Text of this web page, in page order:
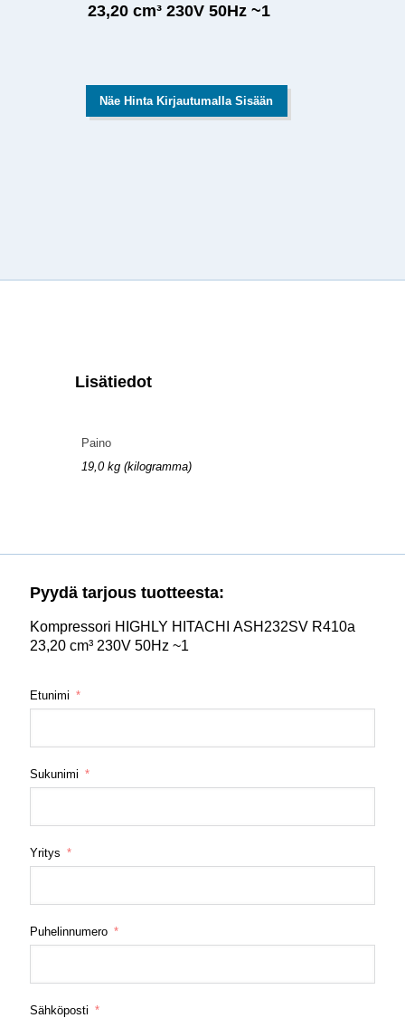
23,20 cm³ 230V 50Hz ~1
Näe Hinta Kirjautumalla Sisään
Lisätiedot
Paino
19,0 kg (kilogramma)
Pyydä tarjous tuotteesta:
Kompressori HIGHLY HITACHI ASH232SV R410a
23,20 cm³ 230V 50Hz ~1
Etunimi
Sukunimi
Yritys
Puhelinnumero
Sähköposti